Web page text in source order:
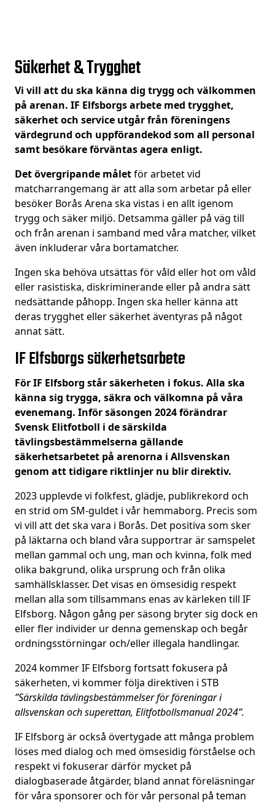
Säkerhet & Trygghet
Vi vill att du ska känna dig trygg och välkommen
på arenan. IF Elfsborgs arbete med trygghet,
säkerhet och service utgår från föreningens
värdegrund och uppförandekod som all personal
samt besökare förväntas agera enligt.
Det övergripande måletför arbetet vid
matcharrangemang är att alla som arbetar på eller
besöker Borås Arena ska vistas i en allt igenom
trygg och säker miljö. Detsamma gäller på väg till
och från arenan i samband med våra matcher, vilket
även inkluderar våra bortamatcher.
Ingen ska behöva utsättas för våld eller hot om våld
eller rasistiska, diskriminerande eller på andra sätt
nedsättande påhopp. Ingen ska heller känna att
deras trygghet eller säkerhet äventyras på något
annat sätt.
IF Elfsborgs säkerhetsarbete
För IF Elfsborg står säkerheten i fokus. Alla ska
känna sig trygga, säkra och välkomna på våra
evenemang. Inför säsongen 2024 förändrar
Svensk Elitfotboll i de särskilda
tävlingsbestämmelserna gällande
säkerhetsarbetet på arenorna i Allsvenskan
genom att tidigare riktlinjer nu blir direktiv.
2023 upplevde vi folkfest, glädje, publikrekord och
en strid om SM-guldet i vår hemmaborg. Precis som
vi vill att det ska vara i Borås. Det positiva som sker
på läktarna och bland våra supportrar är samspelet
mellan gammal och ung, man och kvinna, folk med
olika bakgrund, olika ursprung och från olika
samhällsklasser. Det visas en ömsesidig respekt
mellan alla som tillsammans enas av kärleken till IF
Elfsborg. Någon gång per säsong bryter sig dock en
eller fler individer ur denna gemenskap och begår
ordningsstörningar och/eller illegala handlingar.
2024 kommer IF Elfsborg fortsatt fokusera på
säkerheten, vi kommer följa direktiven i STB
”Särskilda tävlingsbestämmelser för föreningar i
allsvenskan och superettan, Elitfotbollsmanual 2024”.
IF Elfsborg är också övertygade att många problem
löses med dialog och med ömsesidig förståelse och
respekt vi fokuserar därför mycket på
dialogbaserade åtgärder, bland annat föreläsningar
för våra sponsorer och för vår personal på teman